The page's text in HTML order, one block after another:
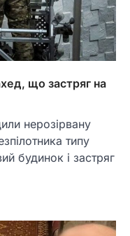
що застряг на
нерозірвану
типу
будинок і застряг